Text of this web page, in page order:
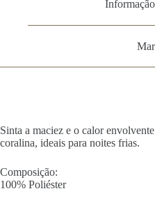
Sinta a maciez e o calor
coralina, ideais para noites frias.
Composição:
100% Poliéster